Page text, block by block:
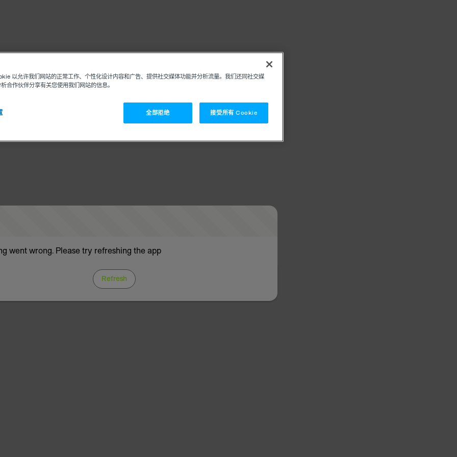
went wrong. Please try refreshing the app
Refresh
以允许我们网站的正常工作、个性化设计内容和广告、提供社交媒体功能并分析流量。我们还同社交媒
合作伙伴分享有关您使用我们网站的信息。
全部拒绝 接受所有 Cookie